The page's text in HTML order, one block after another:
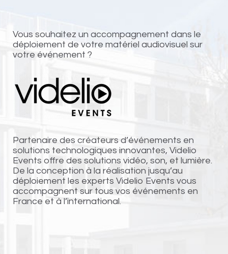
Vous souhaitez un accompagnement dans le
déploiement de votre matériel audiovisuel sur
votre événement ?
Partenaire des créateurs d’événements en
solutions technologiques innovantes, Videlio
Events offre des solutions vidéo, son, et lumière.
De la conception à la réalisation jusqu’au
déploiement les experts Videlio Events vous
accompagnent sur tous vos événements en
France et à l’international.